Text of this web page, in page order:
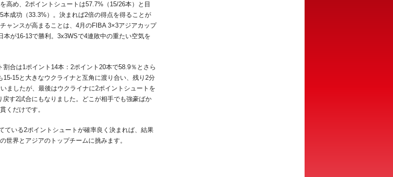
高め、2ポイントシュートは57.7%（15/26本）と目
成功（33.3%）。決まれば2倍の得点を得ることが
ャンスが高まることは、4月のFIBA 3×3アジアカップ
が16-13で勝利。3x3WSで4連敗中の重たい空気を
合は1ポイント14本：2ポイント20本で58.9％とさら
15と大きなウクライナと互角に渡り合い、残り2分
ましたが、最後はウクライナに2ポイントシュートを
す2試合にもなりました。どこが相手でも強豪ばか
くだけです。
いる2ポイントシュートが確率良く決まれば、結果
世界とアジアのトップチームに挑みます。